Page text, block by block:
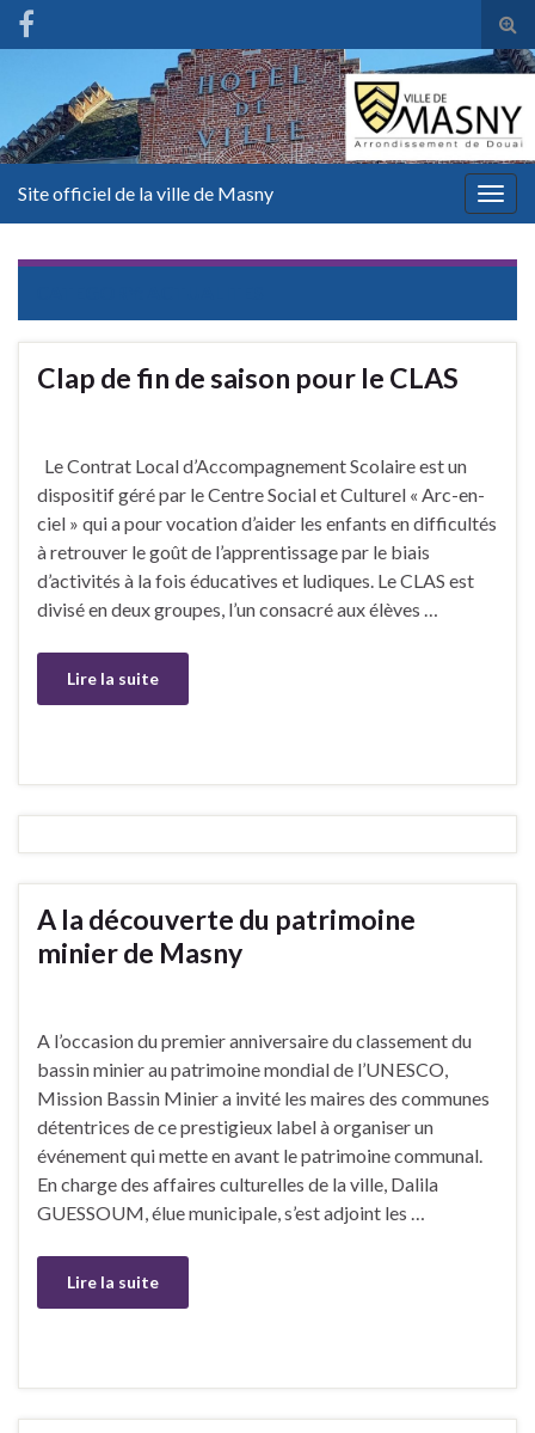
Site officiel de la ville de Masny
Clap de fin de saison pour le CLAS
Le Contrat Local d’Accompagnement Scolaire est un
dispositif géré par le Centre Social et Culturel « Arc-en-
ciel » qui a pour vocation d’aider les enfants en difficultés
à retrouver le goût de l’apprentissage par le biais
d’activités à la fois éducatives et ludiques. Le CLAS est
divisé en deux groupes, l’un consacré aux élèves …
Lire la suite
A la découverte du patrimoine
minier de Masny
A l’occasion du premier anniversaire du classement du
bassin minier au patrimoine mondial de l’UNESCO,
Mission Bassin Minier a invité les maires des communes
détentrices de ce prestigieux label à organiser un
événement qui mette en avant le patrimoine communal.
En charge des affaires culturelles de la ville, Dalila
GUESSOUM, élue municipale, s’est adjoint les …
Lire la suite